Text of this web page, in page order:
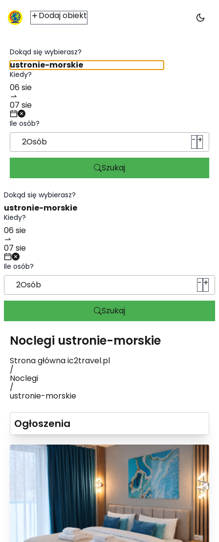
Dodaj obiekt
Dokąd się wybierasz?
Kiedy?
Ile osób?
- +
2Osób
Szukaj
Dokąd się wybierasz?
Kiedy?
Ile osób?
- +
2Osób
Szukaj
Noclegi ustronie-morskie
Strona główna ic2travel.pl
/
Noclegi
/
ustronie-morskie
Ogłoszenia